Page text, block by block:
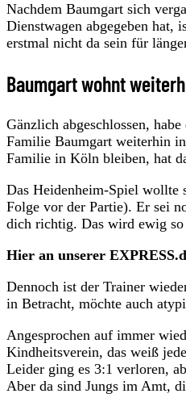
Nachdem Baumgart sich
Dienstwagen abgegeben hat,
erstmal nicht da sein für
Baumgart wohnt
Gänzlich abgeschlossen,
Familie Baumgart weiterhin
Familie in Köln bleiben, hat
Das Heidenheim-Spiel wollte
Folge vor der Partie). Er sei
dich richtig. Das wird ewig so
Hier an unserer
Dennoch ist der Trainer
in Betracht, möchte auch
Angesprochen auf immer
Kindheitsverein, das weiß
Leider ging es 3:1 verloren,
Aber da sind Jungs im Amt,